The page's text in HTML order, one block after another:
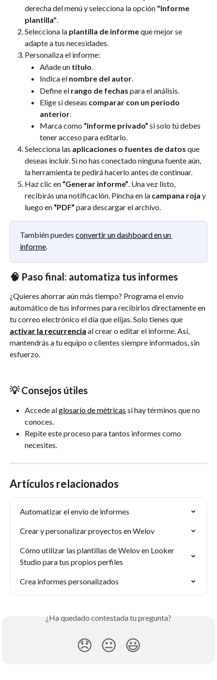
derecha del menú y selecciona la opción "Informe
plantilla".
Selecciona la plantilla de informe que mejor se
adapte a tus necesidades.
Personaliza el informe:
Añade un título.
Indica el nombre del autor.
Define el rango de fechas para el análisis.
Elige si deseas comparar con un periodo
anterior.
Marca como “informe privado” si solo tú debes
tener acceso para editarlo.
Selecciona las aplicaciones o fuentes de datos que
deseas incluir. Si no has conectado ninguna fuente aún,
la herramienta te pedirá hacerlo antes de continuar.
Haz clic en “Generar informe”. Una vez listo,
recibirás una notificación. Pincha en la campana roja y
luego en “PDF” para descargar el archivo.
También puedes convertir un dashboard en un
informe.
🧠 Paso final: automatiza tus informes
¿Quieres ahorrar aún más tiempo? Programa el envío
automático de tus informes para recibirlos directamente en
tu correo electrónico el día que elijas. Solo tienes que
activar la recurrencia al crear o editar el informe. Así,
mantendrás a tu equipo o clientes siempre informados, sin
esfuerzo.
💡 Consejos útiles
Accede al glosario de métricas si hay términos que no
conoces.
Repite este proceso para tantos informes como
necesites.
Artículos relacionados
Automatizar el envío de informes
Crear y personalizar proyectos en Welov
Cómo utilizar las plantillas de Welov en Looker
Studio para tus propios perfiles
Crea informes personalizados
¿Ha quedado contestada tu pregunta?
😞 😐 😃